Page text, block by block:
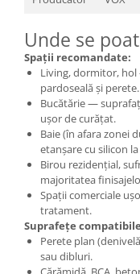
Unde se
Spații recomandate:
Living, dormitor,
pardoseală și perete.
Bucătărie —
ușor de curățat.
Baie (în afara zonei
etanșare cu silicon
Birou rezidențial,
majoritatea
Spații comerciale
tratament.
Suprafețe
Perete plan
sau dibluri.